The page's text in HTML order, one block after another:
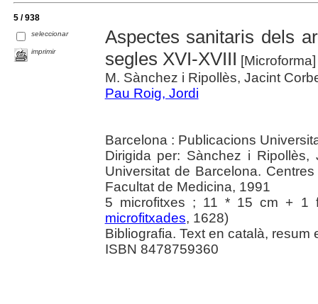
5 / 938
seleccionar
imprimir
Aspectes sanitaris dels
segles XVI-XVIII
M. Sànchez i Ripollès, Jacint
Pau Roig, Jordi
Barcelona : Publicacions
Dirigida per: Sànchez i
Universitat de Barcelona.
Facultat de Medicina, 1991
5 microfitxes ; 11 * 15 cm + 1
microfitxades, 1628)
Bibliografia. Text en català, resum
ISBN 8478759360